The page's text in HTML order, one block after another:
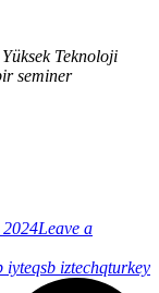
Teknoloji
seminer
2024Leave a
iyteqsb iztechqturkey